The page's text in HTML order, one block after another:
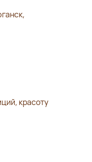
красоту